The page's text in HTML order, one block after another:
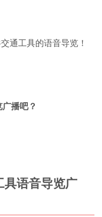
通工具的语音导览！
播吧？
具语音导览广